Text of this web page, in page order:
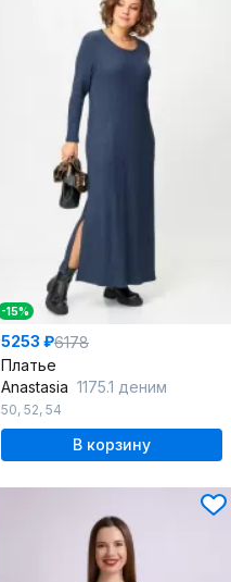
-15%
5253 ₽6178
Платье
Anastasia 1175.1 деним
50, 52, 54
В корзину